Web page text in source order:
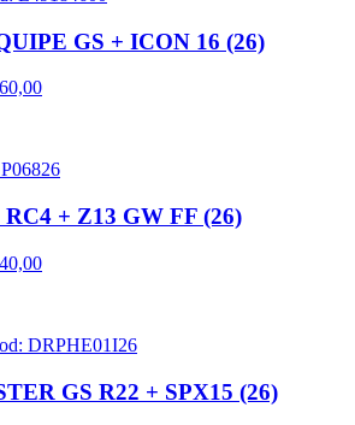
GS + ICON 16 (26)
+ Z13 GW FF (26)
DRPHE01I26
GS R22 + SPX15 (26)